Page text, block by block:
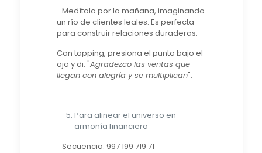
Medítala por la mañana, imaginando
un río de clientes leales. Es perfecta
para construir relaciones duraderas.
Con tapping, presiona el punto bajo el
ojo y di: "Agradezco las ventas que
llegan con alegría y se multiplican".
Para alinear el universo en
armonía financiera
Secuencia: 997 199 719 71